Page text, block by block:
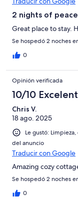
2 nights of
Great place to stay.
Se hospedó 2 noches
0
Opinión verificada
10/10
Chris V.
18 ago. 2025
Le gustó:
del anuncio
Traducir con Google
Amazing cozy
Se hospedó 2 noches
0